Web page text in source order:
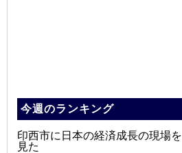
今週のランキング
印西市に日本の経済成長の現場を
見た